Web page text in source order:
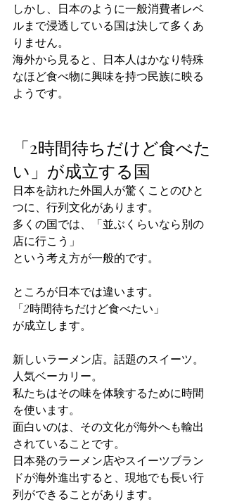
しかし、日本のように一般消費者レベ
ルまで浸透している国は決して多くあ
りません。
海外から見ると、日本人はかなり特殊
なほど食べ物に興味を持つ民族に映る
ようです。
「2時間待ちだけど食べた
い」が成立する国
日本を訪れた外国人が驚くことのひと
つに、行列文化があります。
多くの国では、「並ぶくらいなら別の
店に行こう」
という考え方が一般的です。
ところが日本では違います。
「2時間待ちだけど食べたい」
が成立します。
新しいラーメン店。話題のスイーツ。
人気ベーカリー。
私たちはその味を体験するために時間
を使います。
面白いのは、その文化が海外へも輸出
されていることです。
日本発のラーメン店やスイーツブラン
ドが海外進出すると、現地でも長い行
列ができることがあります。